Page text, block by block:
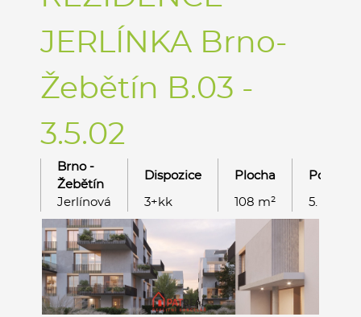
JERLÍNKA Brno-
Žebětín B.03 -
3.5.02
Brno -
Žebětín
Dispozice Plocha Podlaží
Jerlínová 3+kk 108 m² 5. NP